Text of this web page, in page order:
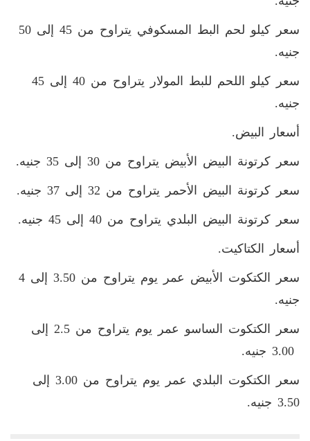
سعر كيلو لحم البط المسكوفي يتراوح من 45 إلى 50
جنيه.
سعر كيلو اللحم للبط المولار يتراوح من 40 إلى 45
جنيه.
أسعار البيض.
سعر كرتونة البيض الأبيض يتراوح من 30 إلى 35 جنيه.
سعر كرتونة البيض الأحمر يتراوح من 32 إلى 37 جنيه.
سعر كرتونة البيض البلدي يتراوح من 40 إلى 45 جنيه.
أسعار الكتاكيت.
سعر الكتكوت الأبيض عمر يوم يتراوح من 3.50 إلى 4
جنيه.
سعر الكتكوت الساسو عمر يوم يتراوح من 2.5 إلى
سعر الكتكوت البلدي عمر يوم يتراوح من 3.00 إلى
3.50 جنيه.